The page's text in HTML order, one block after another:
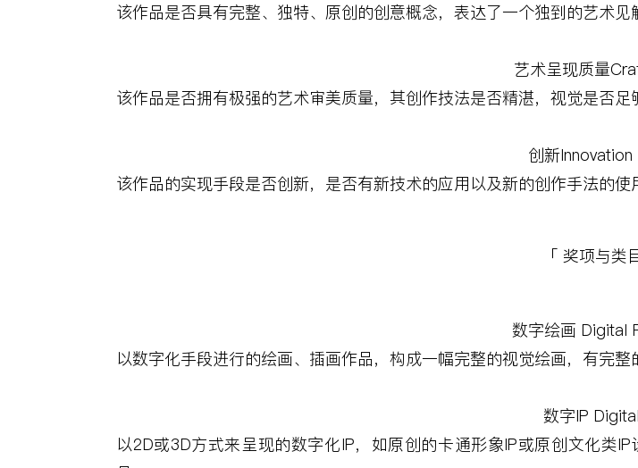
该作品是否具有完整、独特、原创的创意概念，表达了一个独到的艺术见
艺术呈现质量
该作品是否拥有极强的艺术审美质量，其创作技法是否精湛，视觉是否足
创新
该作品的实现手段是否创新，是否有新技术的应用以及新的创作手法的使
「 奖项与类
数字绘画 Digital
以数字化手段进行的绘画、插画作品，构成一幅完整的视觉绘画，有完整
数字IP
以2D或3D方式来呈现的数字化IP，如原创的卡通形象IP或原创文化类IP